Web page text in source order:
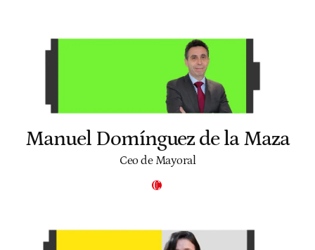
Manuel Domínguez de la Maza
Ceo de Mayoral